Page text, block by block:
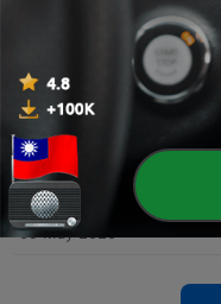
第02集：恐龙来到我
05 May 2020
06 May 2020
23 - 第04集：恐龙大战坏
09 May 2020